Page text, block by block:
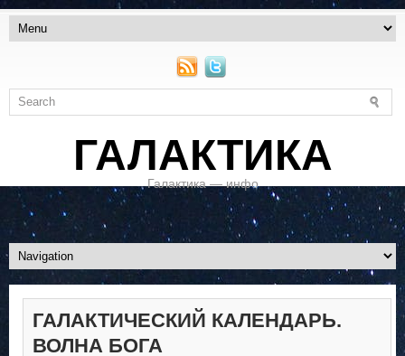
ГАЛАКТИКА
Галактика — инфо
ГАЛАКТИЧЕСКИЙ КАЛЕНДАРЬ.
ВОЛНА БОГА